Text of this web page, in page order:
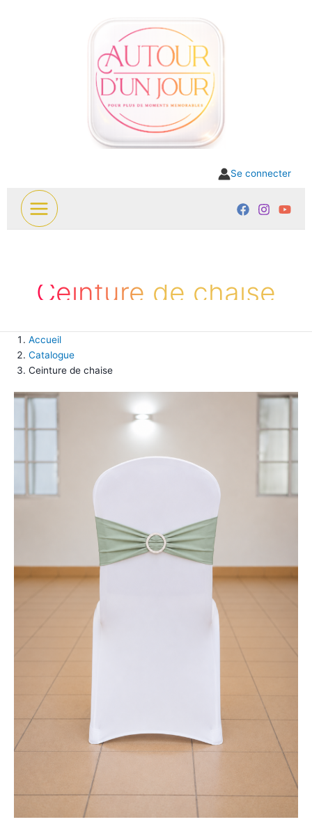
Se connecter
Ceinture de chaise
Accueil
Catalogue
Ceinture de chaise